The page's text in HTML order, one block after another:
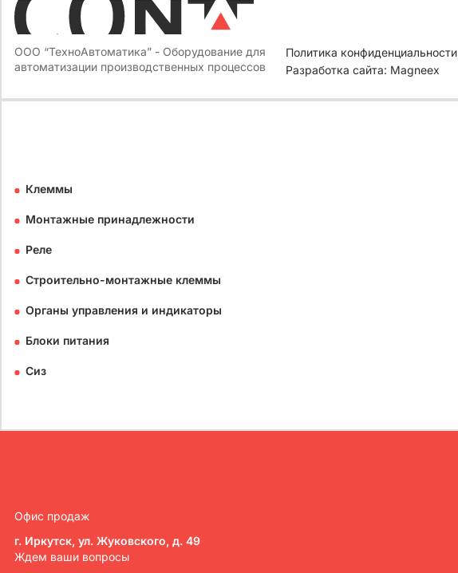
ООО “ТехноАвтоматика” - Оборудование для
автоматизации производственных процессов
Политика конфиденциальности
Разработка сайта: Magneex
Клеммы
Монтажные принадлежности
Реле
Строительно-монтажные клеммы
Органы управления и индикаторы
Блоки питания
Сиз
Офис продаж
г. Иркутск, ул. Жуковского, д. 49
Ждем ваши вопросы